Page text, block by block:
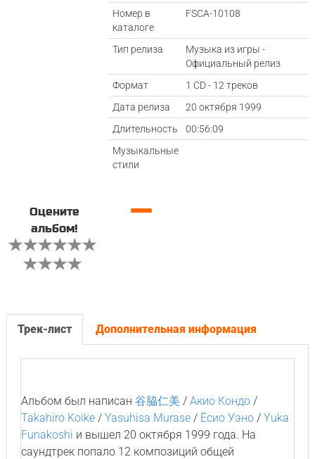
Номер в
каталоге
FSCA-10108
Тип релиза
Музыка из игры -
Официальный релиз
Формат
1 CD - 12 треков
Дата релиза
20 октября 1999
Длительность
00:56:09
Музыкальные
стили
Оцените
альбом!
—
Трек-лист Дополнительная информация
Альбом был написан 谷脇仁美 / Акио Кондо/
Takahiro Koike/ Yasuhisa Murase/ Ёсио Уэно/ Yuka
Funakoshi и вышел 20 октября 1999 года. На
саундтрек попало 12 композиций общей